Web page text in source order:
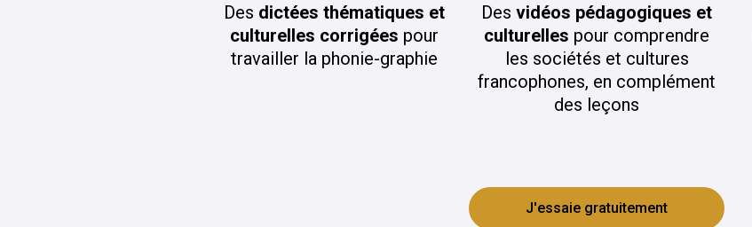
Des dictées thématiques et
culturelles corrigées pour
travailler la phonie-graphie
Des vidéos pédagogiques et
culturelles pour comprendre
les sociétés et cultures
francophones, en complément
des leçons
J'essaie gratuitement